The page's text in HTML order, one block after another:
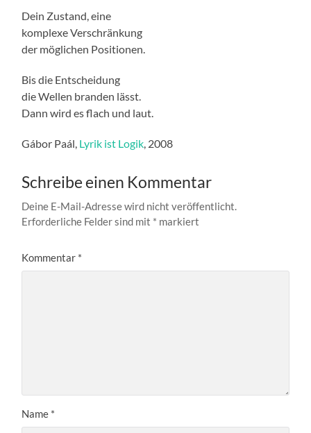
Dein Zustand, eine
komplexe Verschränkung
der möglichen Positionen.
Bis die Entscheidung
die Wellen branden lässt.
Dann wird es flach und laut.
Gábor Paál, Lyrik ist Logik , 2008
Schreibe einen Kommentar
Deine E-Mail-Adresse wird nicht veröffentlicht.
Erforderliche Felder sind mit * markiert
Kommentar *
Name *